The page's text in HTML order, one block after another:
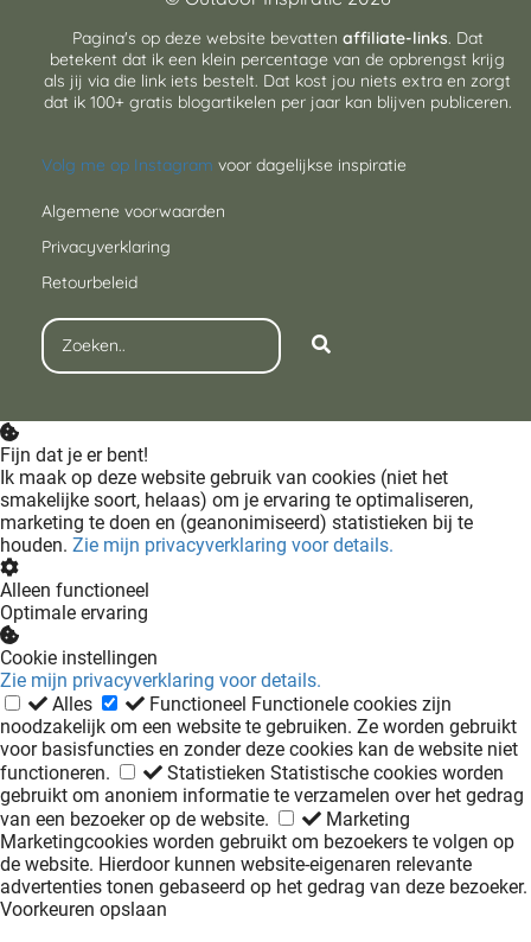
Pagina's op deze website bevatten affiliate-links. Dat
betekent dat ik een klein percentage van de opbrengst krijg
als jij via die link iets bestelt. Dat kost jou niets extra en zorgt
dat ik 100+ gratis blogartikelen per jaar kan blijven publiceren.
Volg me op Instagram voor dagelijkse inspiratie
Algemene voorwaarden
Privacyverklaring
Retourbeleid
Fijn dat je er bent!
Ik maak op deze website gebruik van cookies (niet het
smakelijke soort, helaas) om je ervaring te optimaliseren,
marketing te doen en (geanonimiseerd) statistieken bij te
houden. Zie mijn privacyverklaring voor details.
Alleen functioneel
Optimale ervaring
Cookie instellingen
Zie mijn privacyverklaring voor details.
Alles
Functioneel Functionele cookies zijn
noodzakelijk om een website te gebruiken. Ze worden gebruikt
voor basisfuncties en zonder deze cookies kan de website niet
functioneren.
Statistieken Statistische cookies worden
gebruikt om anoniem informatie te verzamelen over het gedrag
van een bezoeker op de website.
Marketing
Marketingcookies worden gebruikt om bezoekers te volgen op
de website. Hierdoor kunnen website-eigenaren relevante
advertenties tonen gebaseerd op het gedrag van deze bezoeker.
Voorkeuren opslaan